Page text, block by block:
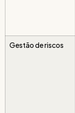
Gestão de riscos